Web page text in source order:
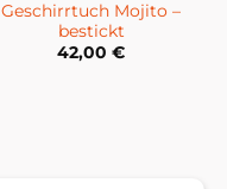
Geschirrtuch Mojito –
bestickt
42,00 €